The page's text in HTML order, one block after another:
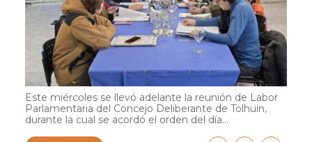
Este miércoles se llevó adelante la reunión de Labor
Parlamentaria del Concejo Deliberante de Tolhuin,
durante la cual se acordó el orden del día...